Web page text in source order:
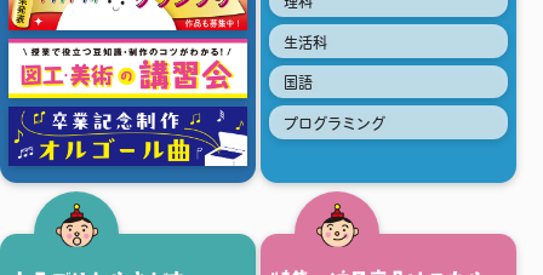
生活科
国語
プログラミング